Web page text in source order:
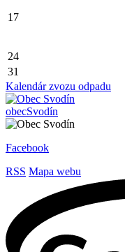
17
24
31
Kalendár zvozu odpadu
obecSvodín
Facebook
RSS Mapa webu